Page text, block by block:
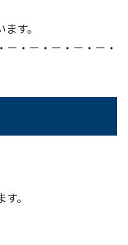
す。
・－・－・－・－・
。